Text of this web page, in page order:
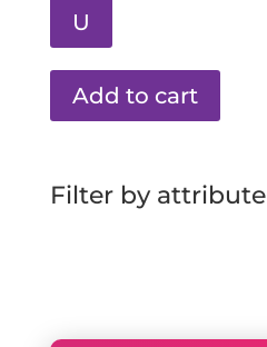
U
Add to cart
Filter by attribute